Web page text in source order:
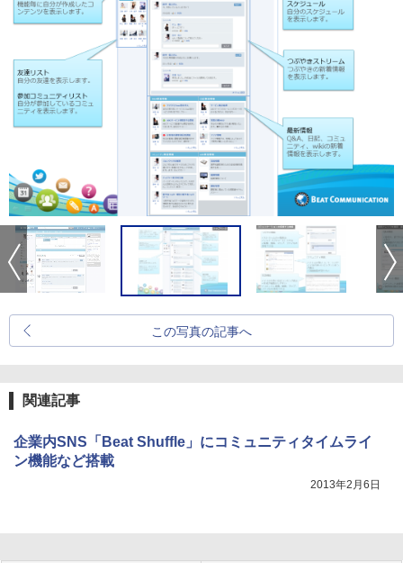
この写真の記事へ
関連記事
企業内SNS「Beat Shuffle」にコミュニティタイムライ
ン機能など搭載
2013年2月6日